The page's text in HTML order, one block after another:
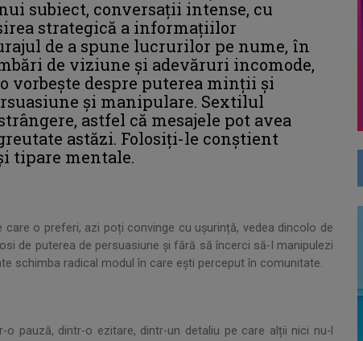
subiect, conversații intense, cu
strategică a informațiilor
de a spune lucrurilor pe nume, în
de viziune și adevăruri incomode,
vorbește despre puterea minții și
și manipulare. Sextilul
astfel că mesajele pot avea
astăzi. Folosiți-le conștient
tipare mentale.
o preferi, azi poți convinge cu ușurință, vedea dincolo de
de puterea de persuasiune și fără să încerci să-I manipulezi
schimba radical modul în care ești perceput în comunitate.
pauză, dintr-o ezitare, dintr-un detaliu pe care alții nici nu-l